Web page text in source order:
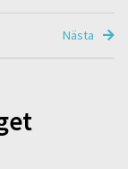
Nästa